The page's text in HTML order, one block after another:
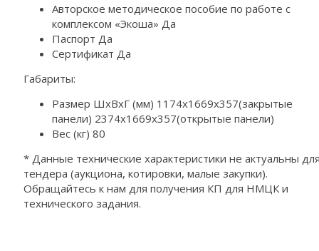
Авторское методическое пособие по работе с
комплексом «Экоша» Да
Паспорт Да
Сертификат Да
Габариты:
Размер ШхВхГ (мм) 1174х1669х357(закрытые
панели) 2374х1669х357(открытые панели)
Вес (кг) 80
* Данные технические характеристики не актуальны
тендера (аукциона, котировки, малые закупки).
Обращайтесь к нам для получения КП для НМЦК и
технического задания.